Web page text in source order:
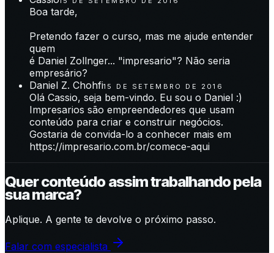
Boa tarde,
Pretendo fazer o curso, mas me ajude entender
quem
é Daniel Zollnger... "impresario"? Não seria
empresário?
Daniel Z. Chohfi15 DE SETEMBRO DE 2016
Olá Cassio, seja bem-vindo. Eu sou o Daniel :)
Impresarios são empreendedores que usam
conteúdo para criar e construir negócios.
Gostaria de convida-lo a conhecer mais em
https://impresario.com.br/comece-aqui
Quer conteúdo assim trabalhando pela
sua marca?
Aplique. A gente te devolve o próximo passo.
Falar com especialista